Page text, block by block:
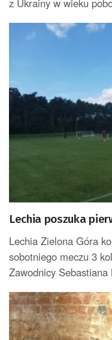
z Ukrainy w wieku
Lechia poszuka
Lechia Zielona Góra
sobotniego meczu 3
Zawodnicy